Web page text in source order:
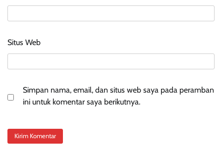
Situs Web
Simpan nama, email, dan situs web saya pada peramban
ini untuk komentar saya berikutnya.